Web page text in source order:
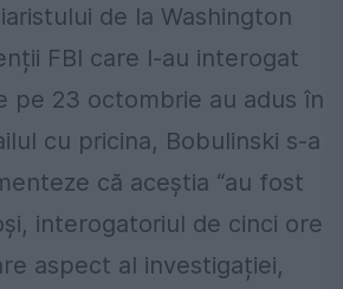
de la Washington
FBI care l-au interogat
pe 23 octombrie au adus în
cu pricina, Bobulinski s-a
că aceștia “au fost
interogatoriul de cinci ore
aspect al investigației,